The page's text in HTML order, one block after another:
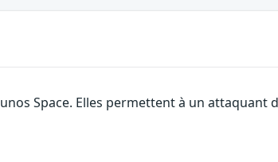
Space. Elles permettent à un